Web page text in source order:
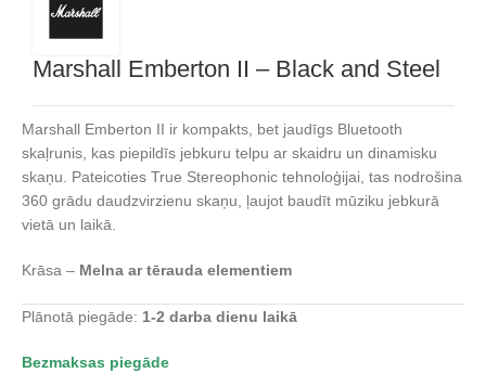
Marshall Emberton II – Black and Steel
Marshall Emberton II ir kompakts, bet jaudīgs Bluetooth
skaļrunis, kas piepildīs jebkuru telpu ar skaidru un dinamisku
skaņu. Pateicoties True Stereophonic tehnoloģijai, tas nodrošina
360 grādu daudzvirzienu skaņu, ļaujot baudīt mūziku jebkurā
vietā un laikā.
Krāsa – Melna ar tērauda elementiem
Plānotā piegāde: 1-2 darba dienu laikā
Bezmaksas piegāde